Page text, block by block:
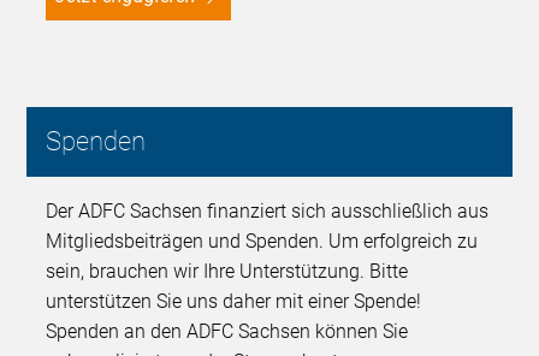
Spenden
Der ADFC Sachsen finanziert sich ausschließlich aus
Mitgliedsbeiträgen und Spenden. Um erfolgreich zu
sein, brauchen wir Ihre Unterstützung. Bitte
unterstützen Sie uns daher mit einer Spende!
Spenden an den ADFC Sachsen können Sie